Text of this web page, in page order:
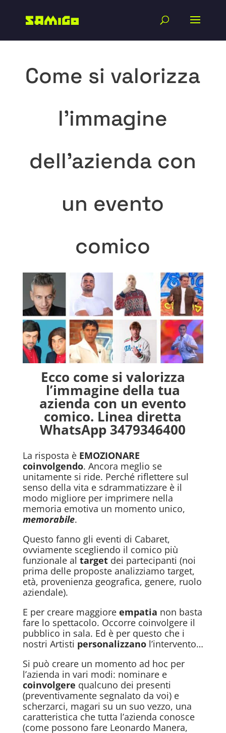
Come si valorizza
l’immagine
dell’azienda con
un evento
comico
Ecco come si valorizza
l’immagine della tua
azienda con un evento
comico. Linea diretta
WhatsApp 3479346400
La risposta è EMOZIONARE
coinvolgendo. Ancora meglio se
unitamente si ride. Perché riflettere sul
senso della vita e sdrammatizzare è il
modo migliore per imprimere nella
memoria emotiva un momento unico,
memorabile.
Questo fanno gli eventi di Cabaret,
ovviamente scegliendo il comico più
funzionale al targetdei partecipanti (noi
prima delle proposte analizziamo target,
età, provenienza geografica, genere, ruolo
aziendale).
E per creare maggiore empatia non basta
fare lo spettacolo. Occorre coinvolgere il
pubblico in sala. Ed è per questo che i
nostri Artisti personalizzanol’intervento…
Si può creare un momento ad hoc per
l’azienda in vari modi: nominare e
coinvolgere qualcuno dei presenti
(preventivamente segnalato da voi) e
scherzarci, magari su un suo vezzo, una
caratteristica che tutta l’azienda conosce
(come possono fare Leonardo Manera,